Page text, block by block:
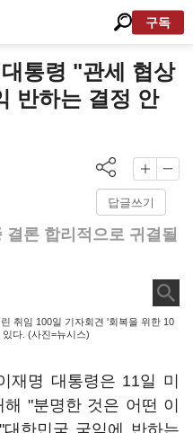
구독
통령 "관세 협상
반하는 결정 안
답글쓰기
론 합리적으로 귀결될
취임 100일 기자회견 '회복을 위한 10
다. (사진=뉴시스)
재명 대통령은 11일 미
"분명한 것은 어떤 이
한민국 국익에 반하는